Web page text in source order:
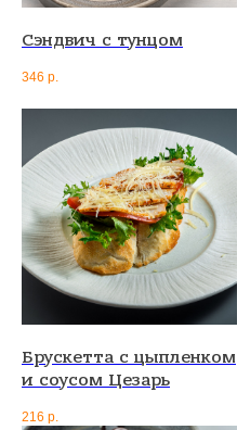
Сэндвич с тунцом
346 р.
Брускетта с цыпленком
и соусом Цезарь
216 р.